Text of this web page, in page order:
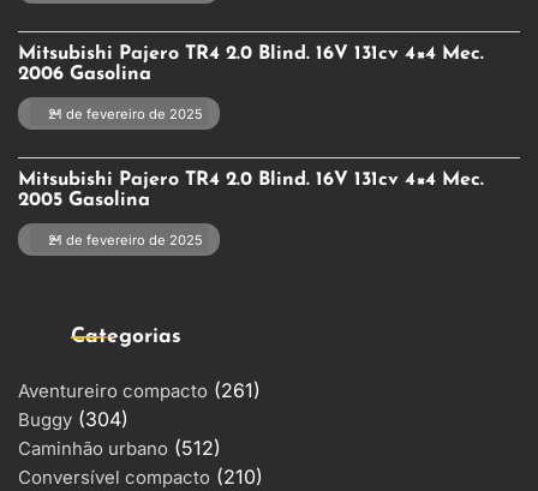
Mitsubishi Pajero TR4 2.0 Blind. 16V 131cv 4×4 Mec.
2006 Gasolina
21 de fevereiro de 2025
Mitsubishi Pajero TR4 2.0 Blind. 16V 131cv 4×4 Mec.
2005 Gasolina
21 de fevereiro de 2025
Categorias
Aventureiro compacto (261)
Buggy (304)
Caminhão urbano (512)
Conversível compacto (210)